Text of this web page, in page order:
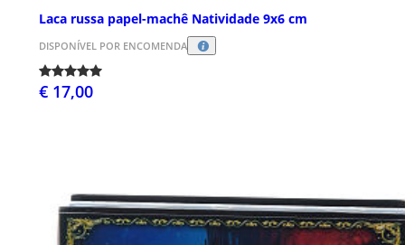
Laca russa papel-machê Natividade 9x6 cm
DISPONÍVEL POR ENCOMENDA
€ 17,00